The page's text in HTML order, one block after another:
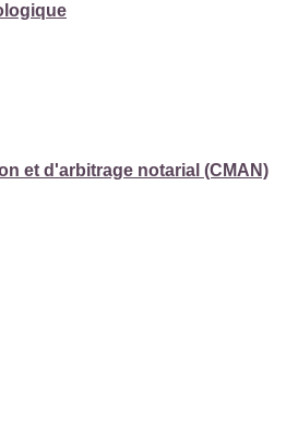
et d'arbitrage notarial (CMAN)